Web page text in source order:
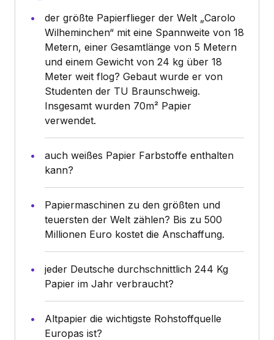
der größte Papierflieger der Welt „Carolo
Wilheminchen“ mit eine Spannweite von 18
Metern, einer Gesamtlänge von 5 Metern
und einem Gewicht von 24 kg über 18
Meter weit flog? Gebaut wurde er von
Studenten der TU Braunschweig.
Insgesamt wurden 70m² Papier
verwendet.
auch weißes Papier Farbstoffe enthalten
kann?
Papiermaschinen zu den größten und
teuersten der Welt zählen? Bis zu 500
Millionen Euro kostet die Anschaffung.
jeder Deutsche durchschnittlich 244 Kg
Papier im Jahr verbraucht?
Altpapier die wichtigste Rohstoffquelle
Europas ist?